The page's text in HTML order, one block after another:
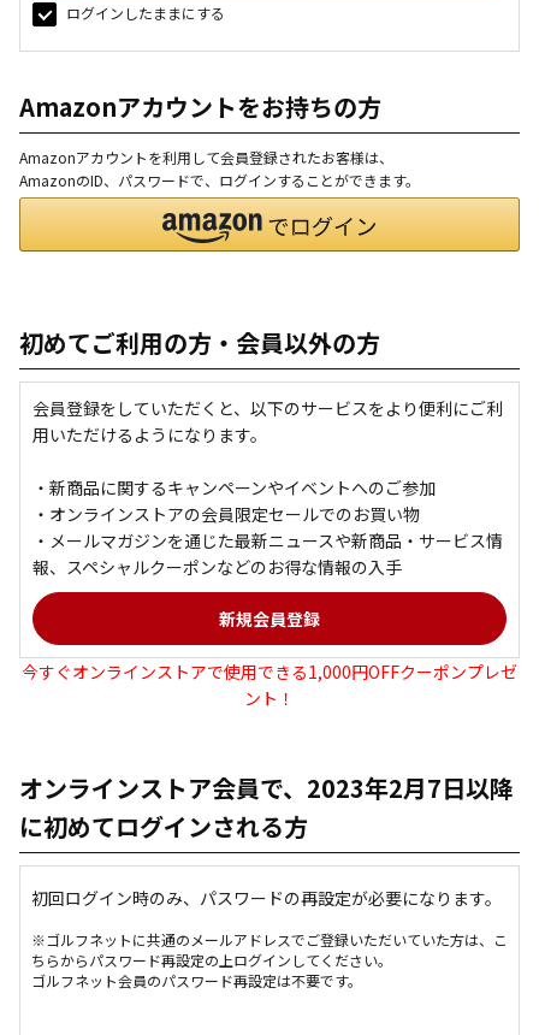
ログインしたままにする
Amazonアカウントをお持ちの方
Amazonアカウントを利用して会員登録されたお客様は、
AmazonのID、パスワードで、ログインすることができます。
初めてご利用の方・会員以外の方
会員登録をしていただくと、以下のサービスをより便利にご利
用いただけるようになります。
・新商品に関するキャンペーンやイベントへのご参加
・オンラインストアの会員限定セールでのお買い物
・メールマガジンを通じた最新ニュースや新商品・サービス情
報、スペシャルクーポンなどのお得な情報の入手
今すぐオンラインストアで使用できる1,000円OFFクーポンプレゼ
ント！
オンラインストア会員で、2023年2月7日以降
に初めてログインされる方
初回ログイン時のみ、パスワードの再設定が必要になります。
※ゴルフネットに共通のメールアドレスでご登録いただいていた方は、こ
ちらからパスワード再設定の上ログインしてください。
ゴルフネット会員のパスワード再設定は不要です。